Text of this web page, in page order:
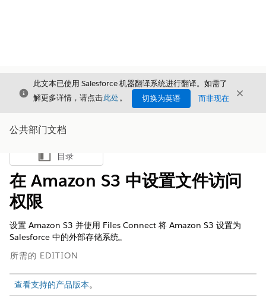
关闭
此文本已使用 Salesforce 机器翻译系统进行翻译。如需了
解更多详情，请点击此处。 切换为英语 而非现在 关闭
公共部门文档
显示目录
目录
在 Amazon S3 中设置文件访问
权限
设置 Amazon S3 并使用 Files Connect 将 Amazon S3 设置为
Salesforce 中的外部存储系统。
所需的 EDITION
查看支持的产品版本。